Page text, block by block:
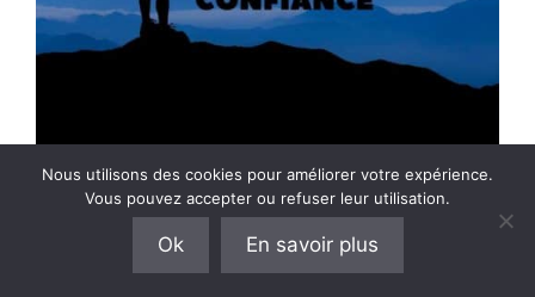
3 séances de coaching
Le
255,00 €Le
Nous utilisons des cookies pour améliorer votre expérience.
Vous pouvez accepter ou refuser leur utilisation.
Ok En savoir plus